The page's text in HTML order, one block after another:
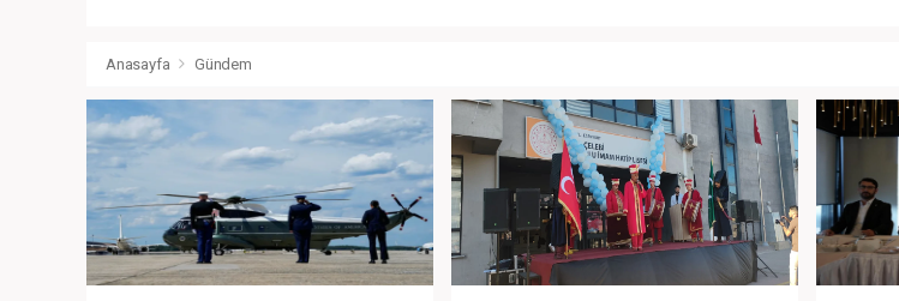
Anasayfa Gündem